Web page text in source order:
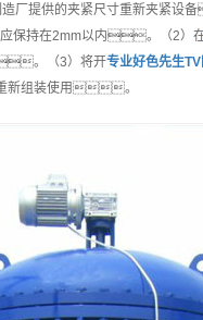
供的夹紧尺寸重新夹紧设
保持在2mm以内。（2）
。（3）将开专业好色先生
重新组装使用。